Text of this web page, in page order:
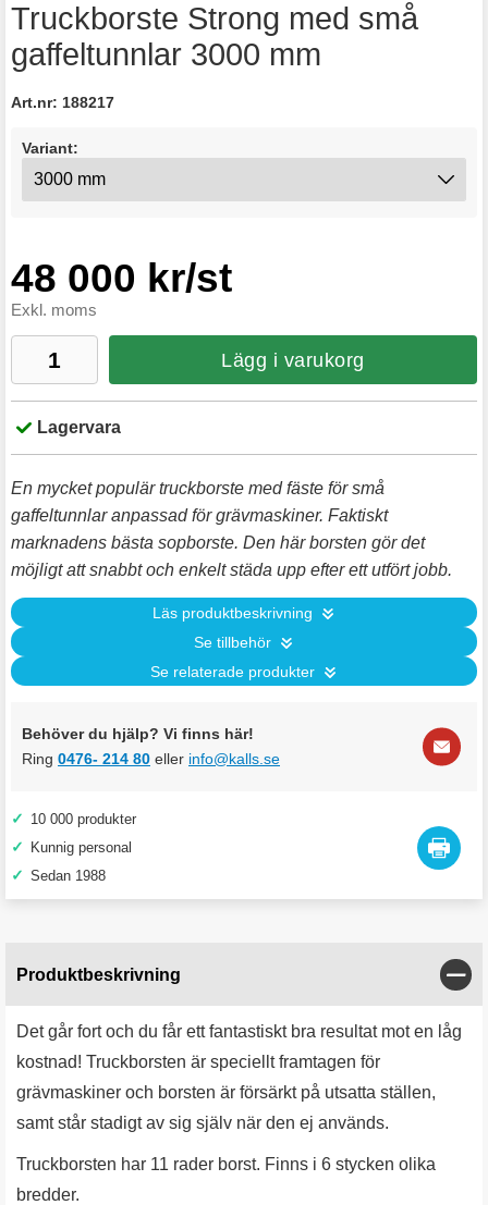
Truckborste Strong med små
gaffeltunnlar 3000 mm
Art.nr: 188217
Variant:
48 000 kr/st
Exkl. moms
Lägg i varukorg
Lagervara
En mycket populär truckborste med fäste för små
gaffeltunnlar anpassad för grävmaskiner. Faktiskt
marknadens bästa sopborste. Den här borsten gör det
möjligt att snabbt och enkelt städa upp efter ett utfört jobb.
Läs produktbeskrivning
Se tillbehör
Se relaterade produkter
Behöver du hjälp? Vi finns här!
Ring 0476- 214 80 eller info@kalls.se
✓ 10 000 produkter
✓ Kunnig personal
✓ Sedan 1988
Produktbeskrivning
Det går fort och du får ett fantastiskt bra resultat mot en låg
kostnad! Truckborsten är speciellt framtagen för
grävmaskiner och borsten är försärkt på utsatta ställen,
samt står stadigt av sig själv när den ej används.
Truckborsten har 11 rader borst. Finns i 6 stycken olika
bredder.